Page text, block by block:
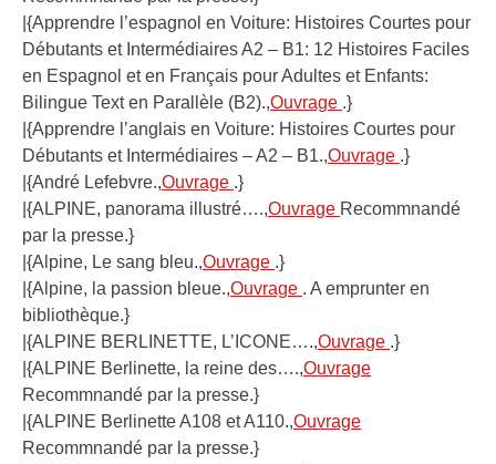
|{Apprendre l’espagnol en Voiture: Histoires Courtes pour
Débutants et Intermédiaires A2 – B1: 12 Histoires Faciles
en Espagnol et en Français pour Adultes et Enfants:
Bilingue Text en Parallèle (B2).,Ouvrage .}
|{Apprendre l’anglais en Voiture: Histoires Courtes pour
Débutants et Intermédiaires – A2 – B1.,Ouvrage .}
|{André Lefebvre.,Ouvrage .}
|{ALPINE, panorama illustré….,Ouvrage Recommnandé
par la presse.}
|{Alpine, Le sang bleu.,Ouvrage .}
|{Alpine, la passion bleue.,Ouvrage . A emprunter en
bibliothèque.}
|{ALPINE BERLINETTE, L’ICONE….,Ouvrage .}
|{ALPINE Berlinette, la reine des….,Ouvrage
Recommnandé par la presse.}
|{ALPINE Berlinette A108 et A110.,Ouvrage
Recommnandé par la presse.}